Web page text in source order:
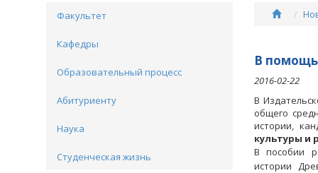
Факультет
Кафедры
Образовательный процесс
Абитуриенту
Наука
Студенческая жизнь
В
2016-02-22
В
общего
истории,
культуры и
В пособии
истории